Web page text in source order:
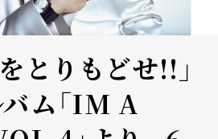
とりもどせ!!」
ム「IM A